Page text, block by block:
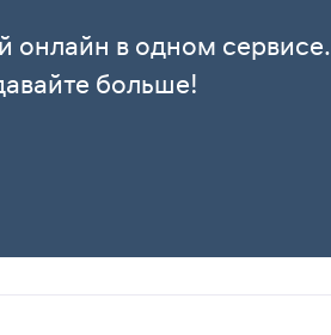
онлайн в одном сервисе.
больше!